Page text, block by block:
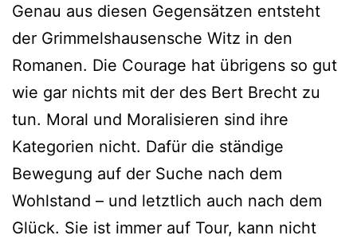
Genau aus diesen Gegensätzen entsteht
der Grimmelshausensche Witz in den
Romanen. Die Courage hat übrigens so gut
wie gar nichts mit der des Bert Brecht zu
tun. Moral und Moralisieren sind ihre
Kategorien nicht. Dafür die ständige
Bewegung auf der Suche nach dem
Wohlstand – und letztlich auch nach dem
Glück. Sie ist immer auf Tour, kann nicht